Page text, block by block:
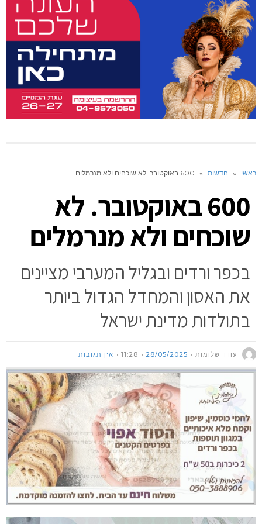
ראשי » חדשות » 600 באוקטובר. לא שוכחים ולא מנרמלים
600 באוקטובר. לא
שוכחים ולא מנרמלים
בכפר ורדים ובגליל המערבי מציינים
את האסון והמחדל הגדול ביותר
בתולדות מדינת ישראל
עודד שלומות 28/05/2025
11:28 אין תגובות